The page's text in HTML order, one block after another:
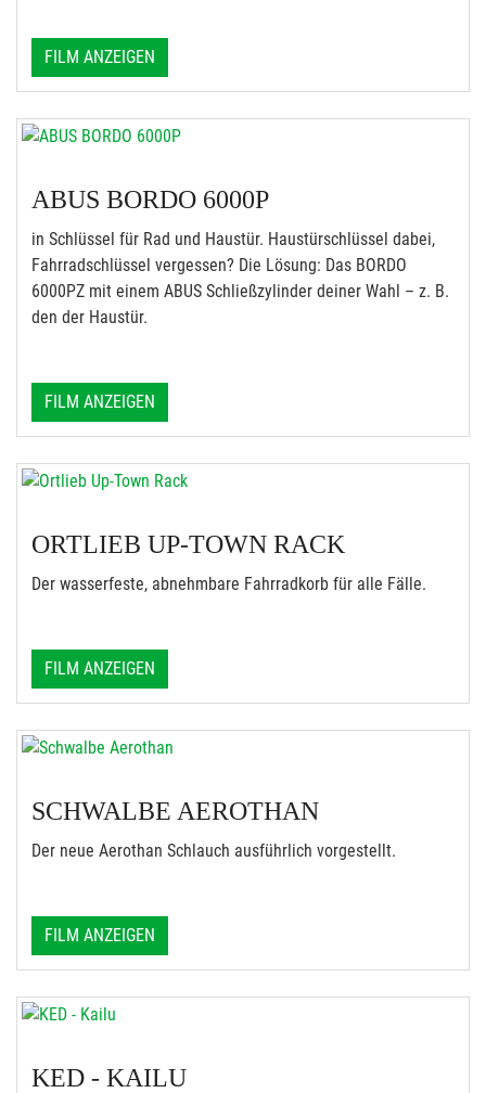
FILM ANZEIGEN
ABUS BORDO 6000P
in Schlüssel für Rad und Haustür. Haustürschlüssel dabei,
Fahrradschlüssel vergessen? Die Lösung: Das BORDO
6000PZ mit einem ABUS Schließzylinder deiner Wahl – z. B.
den der Haustür.
FILM ANZEIGEN
ORTLIEB UP-TOWN RACK
Der wasserfeste, abnehmbare Fahrradkorb für alle Fälle.
FILM ANZEIGEN
SCHWALBE AEROTHAN
Der neue Aerothan Schlauch ausführlich vorgestellt.
FILM ANZEIGEN
KED - KAILU